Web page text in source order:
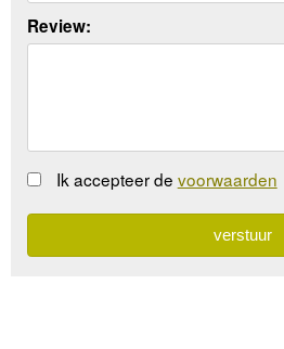
Review:
Ik accepteer de voorwaarden